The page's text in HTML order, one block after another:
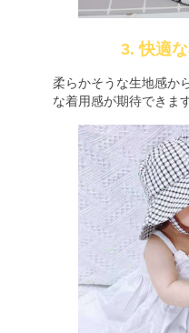
3. 快適
柔らかそうな生地感か
な着用感が期待できます